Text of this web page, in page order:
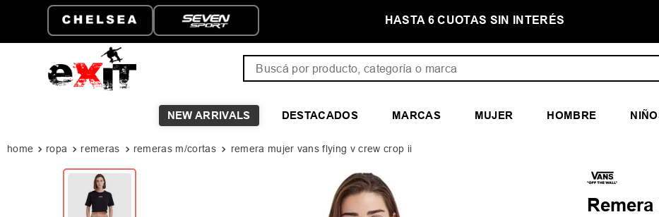
A PARTIR DE
HASTA 6 CUOTAS SIN INTERÉS PRIMER CAMBIO GRATIS
NEW ARRIVALS DESTACADOS MARCAS MUJER HOMBRE
ropa remeras remeras m/cortas remera mujer vans flying v crew crop ii